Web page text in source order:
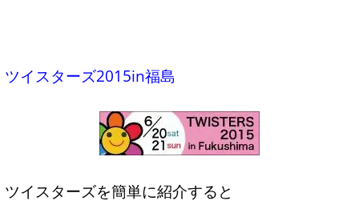
ツイスターズ2015in福島
ツイスターズを簡単に紹介すると